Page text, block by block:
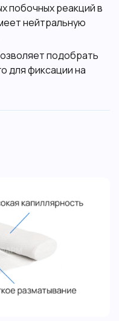
побочных реакций в
нейтральную
подобрать
для фиксации на